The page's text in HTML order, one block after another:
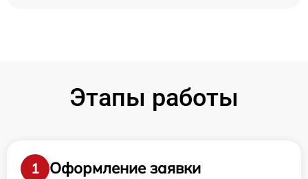
Этапы работы
1
Оформление заявки